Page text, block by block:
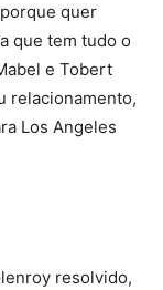
quer
que tem tudo o
e Tobert
relacionamento,
Los Angeles
resolvido,